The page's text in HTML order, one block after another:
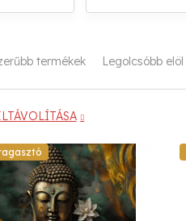
termékek Legolcsóbb elöl